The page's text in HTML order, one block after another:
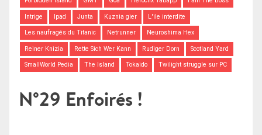
Intrige Ipad Junta Kuznia gier L'ile interdite
Les naufragés du Titanic Netrunner Neuroshima Hex
Reiner Knizia Rette Sich Wer Kann Rudiger Dorn Scotland Yard
SmallWorld Pedia The Island Tokaido Twilight struggle sur PC
N°29 Enfoirés !